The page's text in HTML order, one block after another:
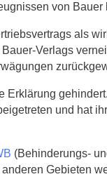
von Bauer
als
Verlags
und hat
(Behinderungs-
Gebieten